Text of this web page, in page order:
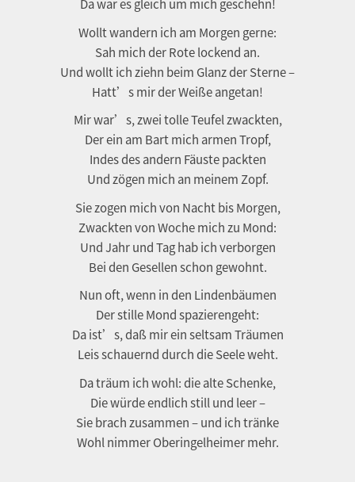
Da war es gleich um mich geschehn!
Wollt wandern ich am Morgen gerne:
Sah mich der Rote lockend an.
Und wollt ich ziehn beim Glanz der Sterne –
Hatt’s mir der Weiße angetan!
Mir war’s, zwei tolle Teufel zwackten,
Der ein am Bart mich armen Tropf,
Indes des andern Fäuste packten
Und zögen mich an meinem Zopf.
Sie zogen mich von Nacht bis Morgen,
Zwackten von Woche mich zu Mond:
Und Jahr und Tag hab ich verborgen
Bei den Gesellen schon gewohnt.
Nun oft, wenn in den Lindenbäumen
Der stille Mond spazierengeht:
Da ist’s, daß mir ein seltsam Träumen
Leis schauernd durch die Seele weht.
Da träum ich wohl: die alte Schenke,
Die würde endlich still und leer –
Sie brach zusammen – und ich tränke
Wohl nimmer Oberingelheimer mehr.